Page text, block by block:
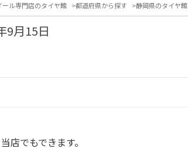
ール専門店のタイヤ館 都道府県から探す 静岡県のタイヤ館
9月15日
店でもできます。